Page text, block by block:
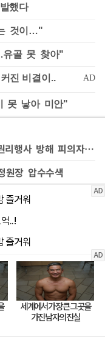
했다
것이…"
골 못 찾아"
못 낳아 미안"
[속보]순직해병 특검 "尹, 직권남용 권리행사 방해 피의자 신분"
원장 압수수색